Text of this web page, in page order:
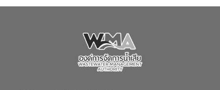
ณ เทศบาลตำบลบางเลน จังหวัดนครปฐม